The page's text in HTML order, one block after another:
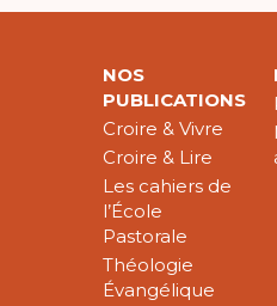
NOS
PUBLICATIONS
Croire & Vivre
Croire & Lire
Les cahiers de
l’École
Pastorale
Théologie
Évangélique